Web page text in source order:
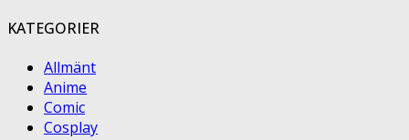
KATEGORIER
Allmänt
Anime
Comic
Cosplay